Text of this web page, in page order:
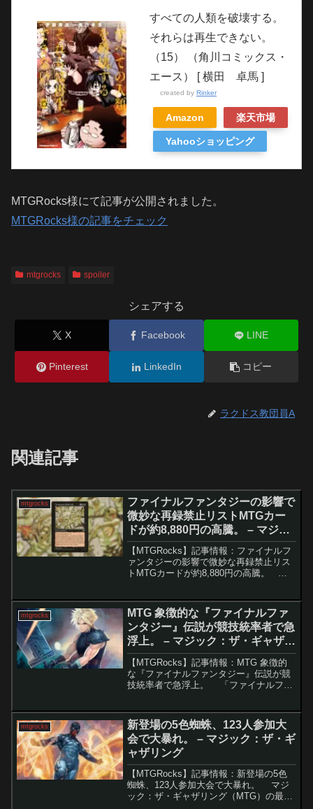
すべての人類を破壊する。
それらは再生できない。
（15） （角川コミックス・
エース） [ 横田 卓馬 ]
created by Rinker
Amazon 楽天市場
Yahooショッピング
MTGRocks様にて記事が公開されました。
MTGRocks様の記事をチェック
mtgrocks spoiler
シェアする
X Facebook LINE
Pinterest LinkedIn コピー
ラクドス教団員A
関連記事
mtgrocks
ファイナルファンタジーの影響で
微妙な再録禁止リストMTGカー
ドが約8,880円の高騰。 – マジッ
ク：ザ・ギャザリング
【MTGRocks】記事情報：ファイナルフ
ァンタジーの影響で微妙な再録禁止リス
トMTGカードが約8,880円の高騰。 最
活発に動いています。特に注目を集めて
いるの...
mtgrocks
MTG 象徴的な『ファイナルファ
ンタジー』伝説が競技統率者で急
浮上。 – マジック：ザ・ギャザリ
ング
【MTGRocks】記事情報：MTG 象徴的
な『ファイナルファンタジー』伝説が競
技統率者で急浮上。 「ファイナルファ
ー）向けに強力な伝説・クリーチャーが
登場。そ...
mtgrocks
新登場の5色蜘蛛、123人参加大
会で大暴れ。 – マジック：ザ・ギ
ャザリング
【MTGRocks】記事情報：新登場の5色
蜘蛛、123人参加大会で大暴れ。 マジ
ック：ザ・ギャザリング（MTG）の最新